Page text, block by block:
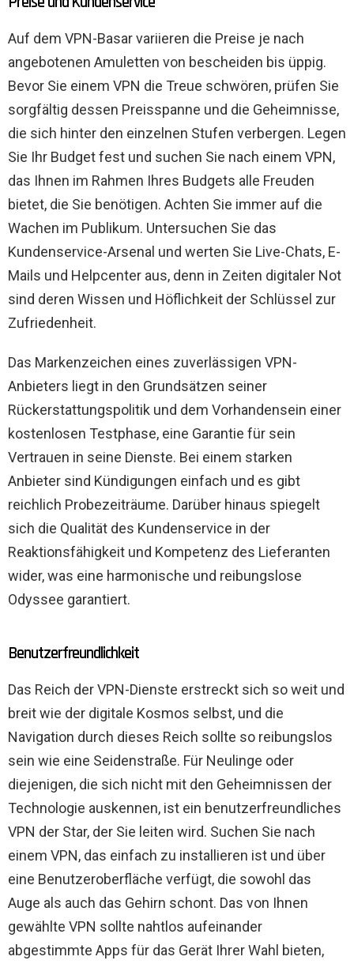
Auf dem VPN-Basar variieren die Preise je nach
angebotenen Amuletten von bescheiden bis üppig.
Bevor Sie einem VPN die Treue schwören, prüfen Sie
sorgfältig dessen Preisspanne und die Geheimnisse,
die sich hinter den einzelnen Stufen verbergen. Legen
Sie Ihr Budget fest und suchen Sie nach einem VPN,
das Ihnen im Rahmen Ihres Budgets alle Freuden
bietet, die Sie benötigen. Achten Sie immer auf die
Wachen im Publikum. Untersuchen Sie das
Kundenservice-Arsenal und werten Sie Live-Chats, E-
Mails und Helpcenter aus, denn in Zeiten digitaler Not
sind deren Wissen und Höflichkeit der Schlüssel zur
Zufriedenheit.
Das Markenzeichen eines zuverlässigen VPN-
Anbieters liegt in den Grundsätzen seiner
Rückerstattungspolitik und dem Vorhandensein einer
kostenlosen Testphase, eine Garantie für sein
Vertrauen in seine Dienste. Bei einem starken
Anbieter sind Kündigungen einfach und es gibt
reichlich Probezeiträume. Darüber hinaus spiegelt
sich die Qualität des Kundenservice in der
Reaktionsfähigkeit und Kompetenz des Lieferanten
wider, was eine harmonische und reibungslose
Odyssee garantiert.
Benutzerfreundlichkeit
Das Reich der VPN-Dienste erstreckt sich so weit und
breit wie der digitale Kosmos selbst, und die
Navigation durch dieses Reich sollte so reibungslos
sein wie eine Seidenstraße. Für Neulinge oder
diejenigen, die sich nicht mit den Geheimnissen der
Technologie auskennen, ist ein benutzerfreundliches
VPN der Star, der Sie leiten wird. Suchen Sie nach
einem VPN, das einfach zu installieren ist und über
eine Benutzeroberfläche verfügt, die sowohl das
Auge als auch das Gehirn schont. Das von Ihnen
gewählte VPN sollte nahtlos aufeinander
abgestimmte Apps für das Gerät Ihrer Wahl bieten,